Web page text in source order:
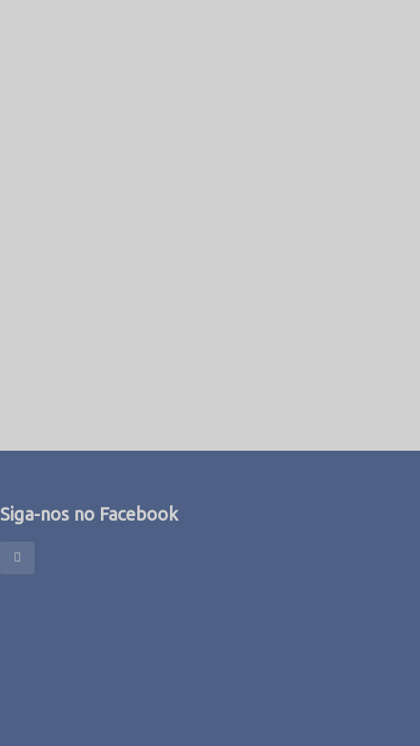
Siga-nos no Facebook